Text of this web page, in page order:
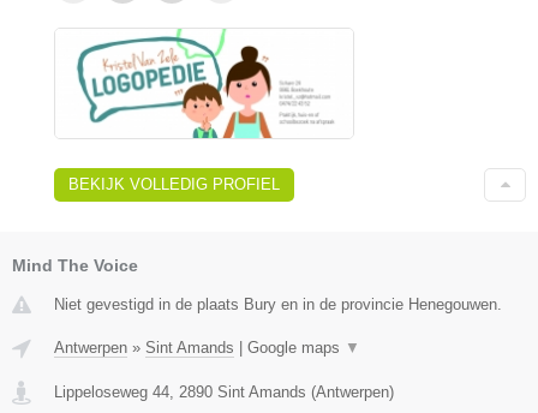
BEKIJK VOLLEDIG PROFIEL
Mind The Voice
Niet gevestigd in de plaats Bury en in de provincie Henegouwen.
Antwerpen » Sint Amands Google maps ▼
Lippeloseweg 44, 2890 Sint Amands (Antwerpen)